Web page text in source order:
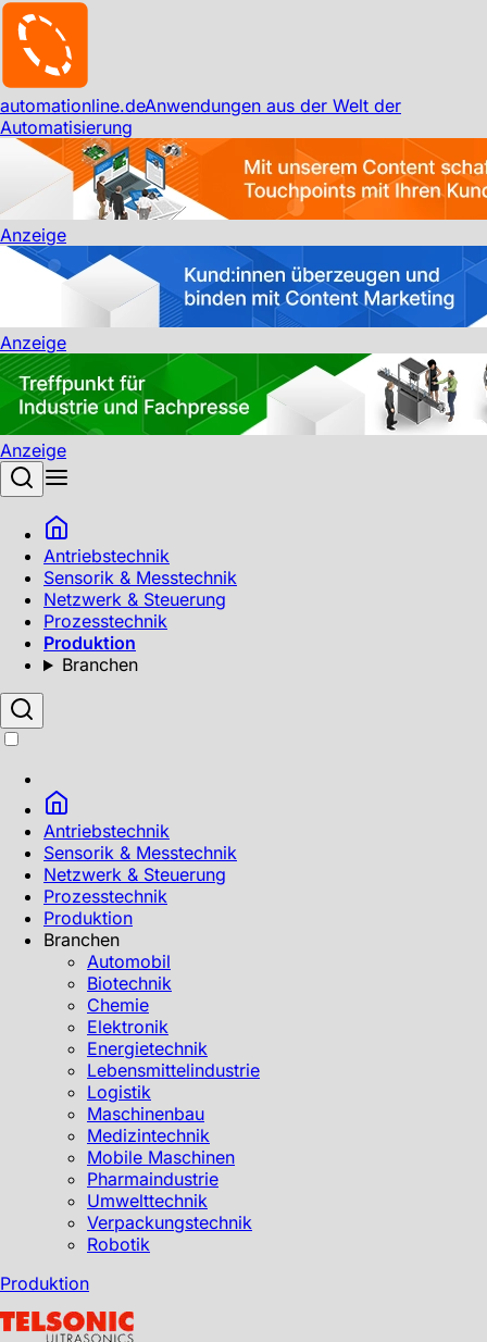
automationline.deAnwendungen aus der Welt der
Automatisierung
Anzeige
Anzeige
Anzeige
Antriebstechnik
Sensorik & Messtechnik
Netzwerk & Steuerung
Prozesstechnik
Produktion
Branchen
Antriebstechnik
Sensorik & Messtechnik
Netzwerk & Steuerung
Prozesstechnik
Produktion
Branchen
Automobil
Biotechnik
Chemie
Elektronik
Energietechnik
Lebensmittelindustrie
Logistik
Maschinenbau
Medizintechnik
Mobile Maschinen
Pharmaindustrie
Umwelttechnik
Verpackungstechnik
Robotik
Produktion